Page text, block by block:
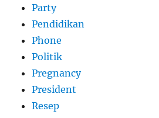
Party
Pendidikan
Phone
Politik
Pregnancy
President
Resep